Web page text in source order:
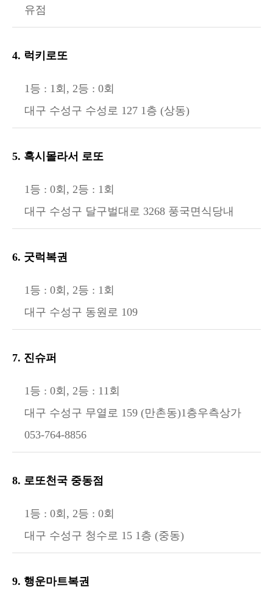
유점
4. 럭키로또
1등 : 1회, 2등 : 0회
대구 수성구 수성로 127 1층 (상동)
5. 혹시몰라서 로또
1등 : 0회, 2등 : 1회
대구 수성구 달구벌대로 3268 풍국면식당내
6. 굿럭복권
1등 : 0회, 2등 : 1회
대구 수성구 동원로 109
7. 진슈퍼
1등 : 0회, 2등 : 11회
대구 수성구 무열로 159 (만촌동)1층우측상가
053-764-8856
8. 로또천국 중동점
1등 : 0회, 2등 : 0회
대구 수성구 청수로 15 1층 (중동)
9. 행운마트복권